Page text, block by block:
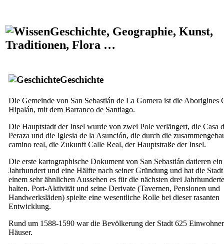
Geschichte, Geographie, Kunst,
Traditionen, Flora …
Geschichte
Die Gemeinde von San Sebastián de La Gomera ist die Aborigines
Hipalán, mit dem Barranco de Santiago.
Die Hauptstadt der Insel wurde von zwei Pole verlängert, die Casa
Peraza und die Iglesia de la Asunción, die durch die
camino real, die Zukunft Calle Real, der Hauptstraße der Insel.
Die erste kartographische Dokument von San Sebastián datieren ein
Jahrhundert und eine Hälfte nach seiner Gründung und hat die
einem sehr ähnlichen Aussehen es für die nächsten drei
halten. Port-Aktivität und seine Derivate (Tavernen, Pensionen und
Handwerksläden) spielte eine wesentliche Rolle bei dieser rasanten
Entwicklung.
Rund um 1588-1590 war die Bevölkerung der Stadt 625
Häuser.